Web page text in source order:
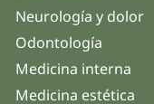
Neurología y dolor
Odontología
Medicina interna
Medicina estética